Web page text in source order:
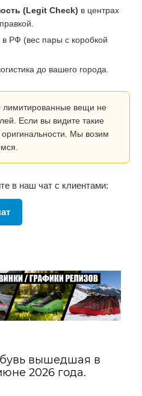
(Legit Check) в центрах
РФ (вес пары с коробкой
до вашего города.
лимитированные вещи не
Если вы видите такие
Мы возим
в наш чат с клиентами:
вышедшая в
2026 года.